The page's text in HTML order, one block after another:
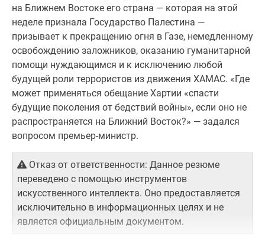
на Ближнем Востоке его страна — которая на этой
неделе признала Государство Палестина —
призывает к прекращению огня в Газе, немедленному
освобождению заложников, оказанию гуманитарной
помощи нуждающимся и к исключению любой
будущей роли террористов из движения ХАМАС. «Где
может применяться обещание Хартии «спасти
будущие поколения от бедствий войны», если оно не
распространяется на Ближний Восток?» — задался
вопросом премьер-министр.
Отказ от ответственности: Данное резюме
переведено с помощью инструментов
искусственного интеллекта. Оно предоставляется
исключительно в информационных целях и не
является официальным документом.